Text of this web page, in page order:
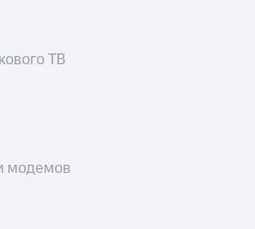
2023
ТВ
модемов